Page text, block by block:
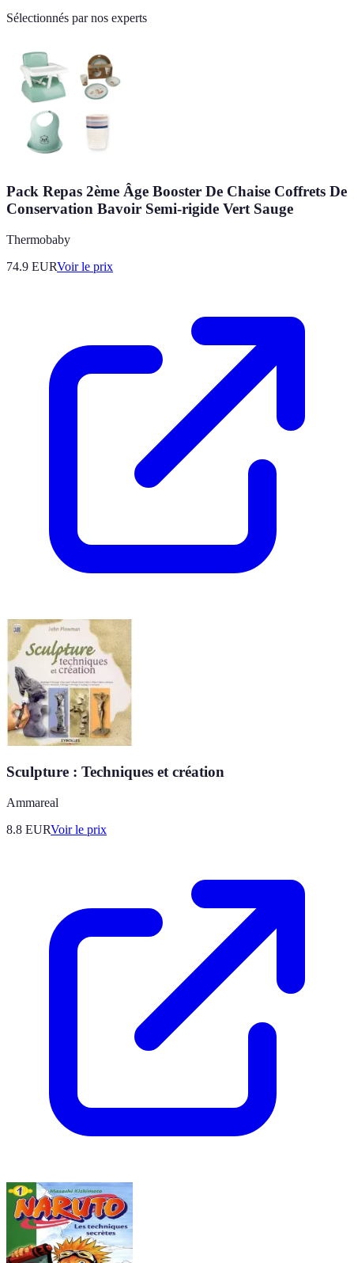
Sélectionnés par nos experts
Pack Repas 2ème Âge Booster De Chaise Coffrets De
Conservation Bavoir Semi-rigide Vert Sauge
Thermobaby
74.9 EURVoir le prix
Sculpture : Techniques et création
Ammareal
8.8 EURVoir le prix